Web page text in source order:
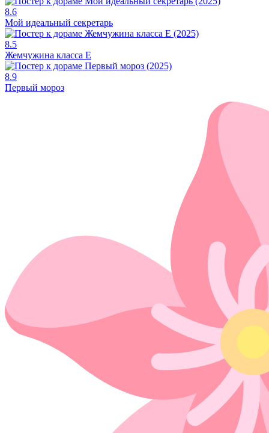
8.6
Мой идеальный секретарь
8.5
Жемчужина класса Е
8.9
Первый мороз